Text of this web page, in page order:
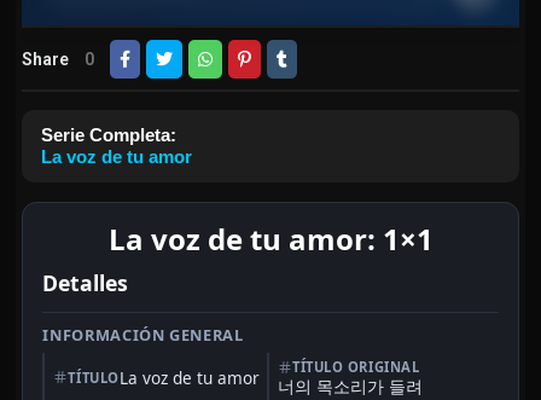
Share 0
Serie Completa:
La voz de tu amor
La voz de tu amor: 1×1
Detalles
INFORMACIÓN GENERAL
TÍTULOLa voz de tu amor TÍTULO ORIGINAL
너의 목소리가 들려